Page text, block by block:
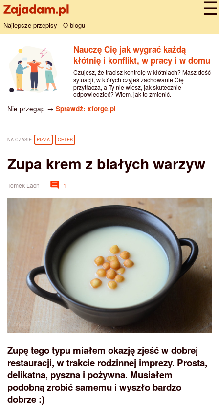
Najlepsze przepisy O blogu
Nauczę Cię jak wygrać każdą
kłótnię i konflikt, w pracy i w domu
Czujesz, że tracisz kontrolę w kłótniach? Masz dość
sytuacji, w których czyjeś zachowanie Cię
przytłacza, a Ty nie wiesz, jak skutecznie
odpowiedzieć? Wiem, jak to zmienić.
Nie przegap → Sprawdź: xforge.pl
NA CZASIE PIZZA CHLEB
Zupa krem z białych warzyw
Tomek Lach 1
Zupę tego typu miałem okazję zjeść w dobrej
restauracji, w trakcie rodzinnej imprezy. Prosta,
delikatna, pyszna i pożywna. Musiałem
podobną zrobić samemu i wyszło bardzo
dobrze :)